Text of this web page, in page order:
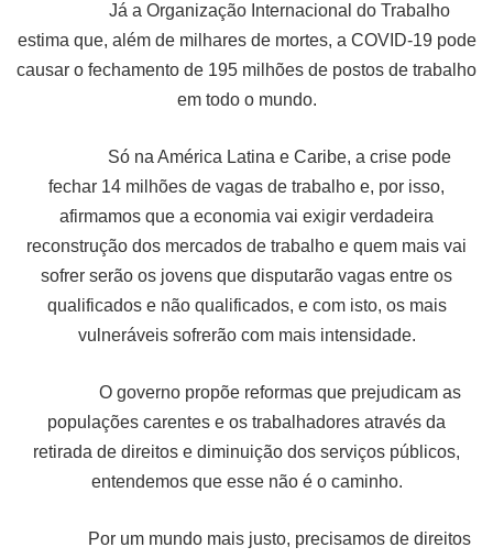
Já a Organização Internacional do Trabalho
estima que, além de milhares de mortes, a COVID-19 pode
causar o fechamento de 195 milhões de postos de trabalho
em todo o mundo.
Só na América Latina e Caribe, a crise pode
fechar 14 milhões de vagas de trabalho e, por isso,
afirmamos que a economia vai exigir verdadeira
reconstrução dos mercados de trabalho e quem mais vai
sofrer serão os jovens que disputarão vagas entre os
qualificados e não qualificados, e com isto, os mais
vulneráveis sofrerão com mais intensidade.
O governo propõe reformas que prejudicam as
populações carentes e os trabalhadores através da
retirada de direitos e diminuição dos serviços públicos,
entendemos que esse não é o caminho.
Por um mundo mais justo, precisamos de direitos